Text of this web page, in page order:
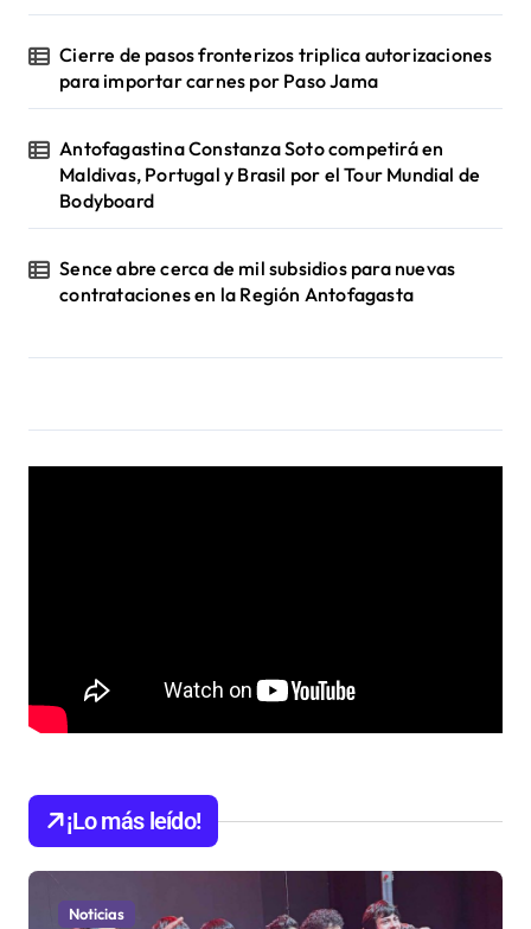
Cierre de pasos fronterizos triplica autorizaciones
para importar carnes por Paso Jama
Antofagastina Constanza Soto competirá en
Maldivas, Portugal y Brasil por el Tour Mundial de
Bodyboard
Sence abre cerca de mil subsidios para nuevas
contrataciones en la Región Antofagasta
¡Lo más leído!
Noticias